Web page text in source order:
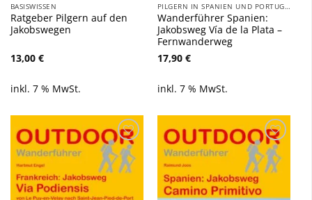
BASISWISSEN
Ratgeber Pilgern auf den
Jakobswegen
13,00 €
inkl. 7 % MwSt.
PILGERN IN SPANIEN UND PORTUGAL
Wanderführer Spanien:
Jakobsweg Vía de la Plata –
Fernwanderweg
17,90 €
inkl. 7 % MwSt.
Zu
Wunschliste
hinzufügen
Zu
Wunschliste
hinzufügen